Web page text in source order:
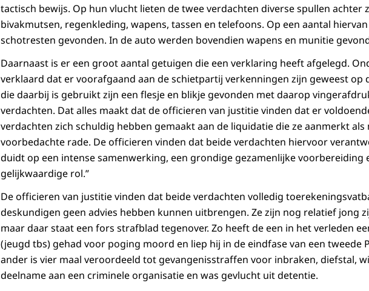
tactisch bewijs. Op hun vlucht lieten de twee verdachten diverse spullen achter
bivakmutsen, regenkleding, wapens, tassen en telefoons. Op een aantal
schotresten gevonden. In de auto werden bovendien wapens en munitie
Daarnaast is er een groot aantal getuigen die een verklaring heeft afgelegd.
verklaard dat er voorafgaand aan de schietpartij verkenningen zijn geweest op
die daarbij is gebruikt zijn een flesje en blikje gevonden met daarop
verdachten. Dat alles maakt dat de officieren van justitie vinden dat er
verdachten zich schuldig hebben gemaakt aan de liquidatie die ze aanmerkt
voorbedachte rade. De officieren vinden dat beide verdachten hiervoor
duidt op een intense samenwerking, een grondige gezamenlijke voorbereiding
gelijkwaardige rol.”
De officieren van justitie vinden dat beide verdachten volledig
deskundigen geen advies hebben kunnen uitbrengen. Ze zijn nog relatief jong
maar daar staat een fors strafblad tegenover. Zo heeft de een in het verleden
(jeugd tbs) gehad voor poging moord en liep hij in de eindfase van een tweede
ander is vier maal veroordeeld tot gevangenisstraffen voor inbraken, diefstal,
deelname aan een criminele organisatie en was gevlucht uit detentie.